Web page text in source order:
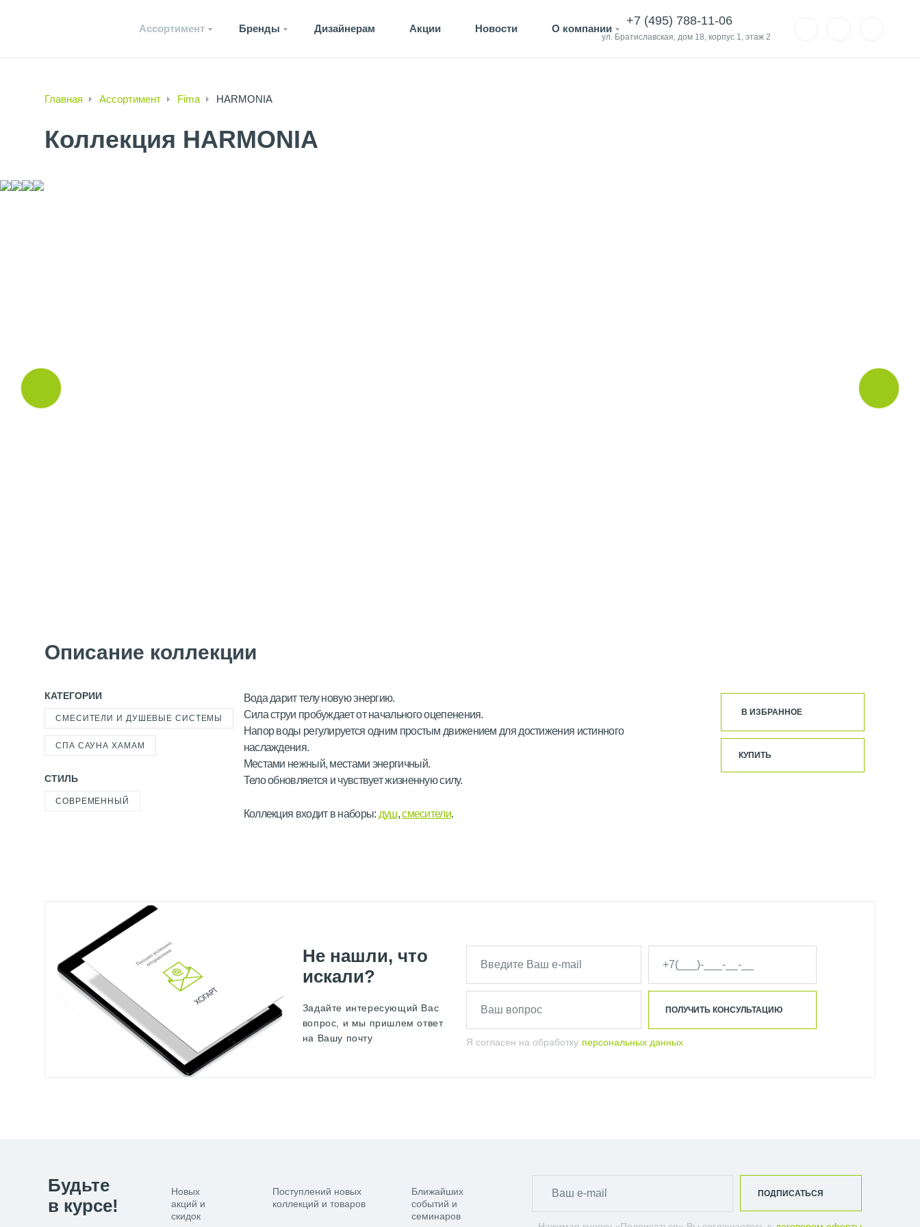
Ассортимент Бренды Дизайнерам Акции Новости О компании
+7 (495) 788-11-06
ул. Братиславская, дом 18, корпус 1, этаж 2
Главная Ассортимент Fima HARMONIA
Коллекция HARMONIA
Описание коллекции
КАТЕГОРИИ
СМЕСИТЕЛИ И ДУШЕВЫЕ СИСТЕМЫ
СПА САУНА ХАМАМ
СТИЛЬ
СОВРЕМЕННЫЙ
Вода дарит телу новую энергию.
Сила струи пробуждает от начального оцепенения.
Напор воды регулируется одним простым движением для достижения истинного
наслаждения.
Местами нежный, местами энергичный.
Тело обновляется и чувствует жизненную силу.
Коллекция входит в наборы: душ,смесители.
В ИЗБРАННОЕ
КУПИТЬ
Не нашли, что
искали?
Задайте интересующий Вас
вопрос, и мы пришлем ответ
на Вашу почту
Я согласен на обработку персональных данных
ПОЛУЧИТЬ КОНСУЛЬТАЦИЮ
Будьте
в курсе!
Новых
акций и
скидок
Поступлений новых
коллекций и товаров
Ближайших
событий и
семинаров
ПОДПИСАТЬСЯ